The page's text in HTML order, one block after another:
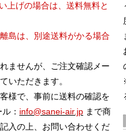
上げの場合は、送料無料と
島は、別途送料がかる場合
ませんが、ご注文確認メー
いただきます。
様で、事前に送料の確認を
： info@sanei-air.jp まで商
入の上、お問い合わせくだ